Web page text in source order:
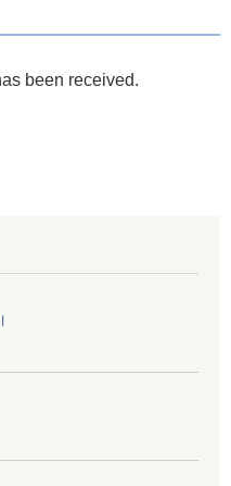
been received.